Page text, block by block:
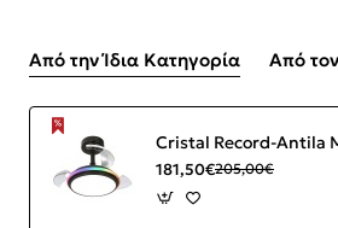
Από την Ίδια Κατηγορία Από
181,50€205,00€